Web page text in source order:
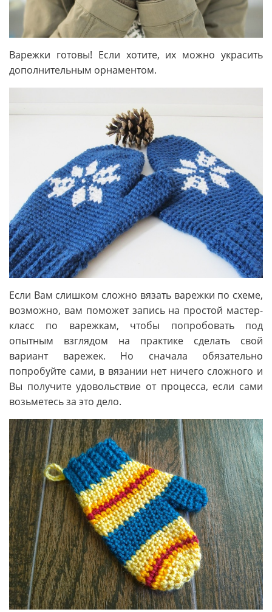
Варежки готовы! Если хотите, их можно украсить
дополнительным орнаментом.
Если Вам слишком сложно вязать варежки по схеме,
возможно, вам поможет запись на простой мастер-
класс по варежкам, чтобы попробовать под
опытным взглядом на практике сделать свой
вариант варежек. Но сначала обязательно
попробуйте сами, в вязании нет ничего сложного и
Вы получите удовольствие от процесса, если сами
возьметесь за это дело.